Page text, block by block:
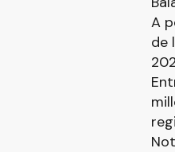
A
de